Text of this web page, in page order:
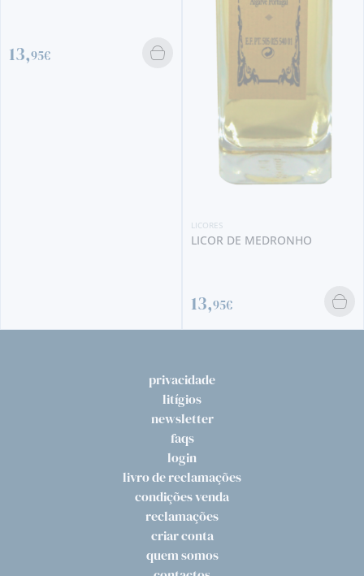
95€
LICORES
LICOR DE MEDRONHO
13,95€
privacidade
litígios
newsletter
faqs
login
livro de reclamações
condições venda
reclamações
criar conta
quem somos